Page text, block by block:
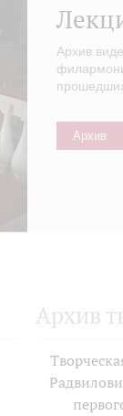
Архив
Архив
Архив